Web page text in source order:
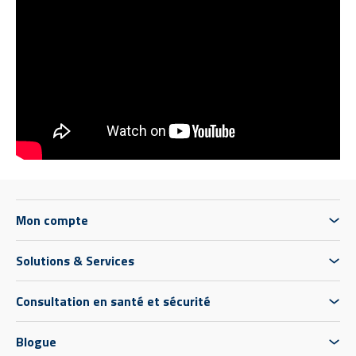
Mon compte
Solutions & Services
Consultation en santé et sécurité
Blogue